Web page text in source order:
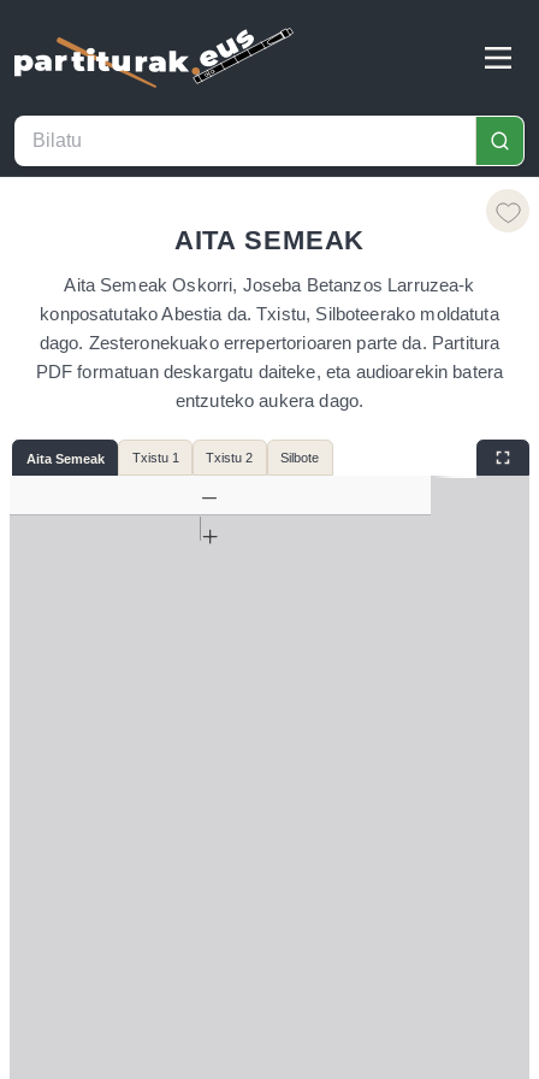
AITA SEMEAK
Aita Semeak Oskorri, Joseba Betanzos Larruzea-k
konposatutako Abestia da. Txistu, Silboteerako moldatuta
dago. Zesteronekuako errepertorioaren parte da. Partitura
PDF formatuan deskargatu daiteke, eta audioarekin batera
entzuteko aukera dago.
Aita Semeak Txistu 1 Txistu 2 Silbote